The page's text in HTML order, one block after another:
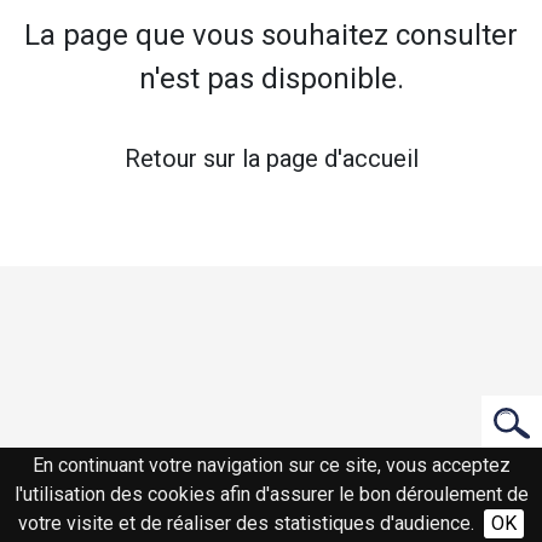
La page que vous souhaitez consulter
n'est pas disponible.
Retour sur la page d'accueil
En continuant votre navigation sur ce site, vous acceptez
l'utilisation des cookies afin d'assurer le bon déroulement de
votre visite et de réaliser des statistiques d'audience.
OK